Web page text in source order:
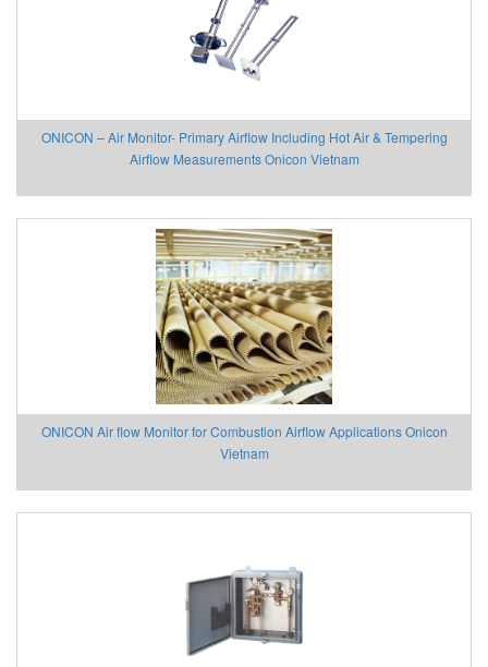
ONICON – Air Monitor- Primary Airflow Including Hot Air & Tempering
Airflow Measurements Onicon Vietnam
ONICON Air flow Monitor for Combustion Airflow Applications Onicon
Vietnam